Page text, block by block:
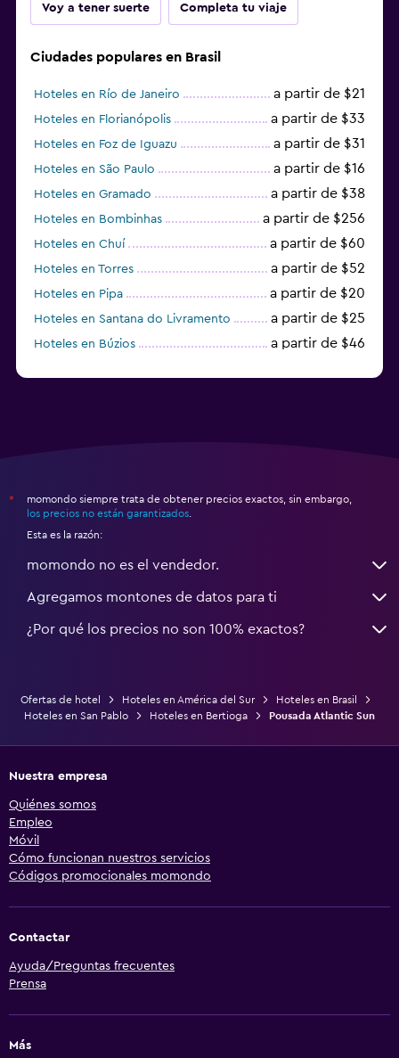
Voy a tener suerte Completa tu viaje
Ciudades populares en Brasil
Hoteles en Río de Janeiro a partir de $21
Hoteles en Florianópolis a partir de $33
Hoteles en Foz de Iguazu a partir de $31
Hoteles en São Paulo a partir de $16
Hoteles en Gramado a partir de $38
Hoteles en Bombinhas a partir de $256
Hoteles en Chuí a partir de $60
Hoteles en Torres a partir de $52
Hoteles en Pipa a partir de $20
Hoteles en Santana do Livramento a partir de $25
Hoteles en Búzios a partir de $46
*
momondo siempre trata de obtener precios exactos, sin embargo,
los precios no están garantizados
Esta es la razón:
momondo no es el vendedor.
Agregamos montones de datos para ti
¿Por qué los precios no son 100% exactos?
Ofertas de hotel Hoteles en América del Sur
Hoteles en Brasil
Hoteles en San Pablo
Hoteles en Bertioga Pousada Atlantic Sun
Nuestra empresa
Quiénes somos
Empleo
Móvil
Cómo funcionan nuestros servicios
Códigos promocionales momondo
Contactar
Ayuda/Preguntas frecuentes
Prensa
Más